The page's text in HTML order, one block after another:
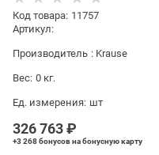
Код товара: 11757
Артикул:
Производитель : Krause
Вес: 0 кг.
Ед. измерения: шт
326 763 ₽
+3 268 бонусовна бонусную карту